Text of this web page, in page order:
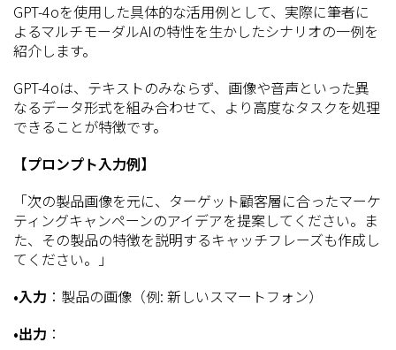
GPT-4oを使用した具体的な活用例として、実際に筆者に
よるマルチモーダルAIの特性を生かしたシナリオの一例を
紹介します。
GPT-4oは、テキストのみならず、画像や音声といった異
なるデータ形式を組み合わせて、より高度なタスクを処理
できることが特徴です。
【プロンプト入力例】
「次の製品画像を元に、ターゲット顧客層に合ったマーケ
ティングキャンペーンのアイデアを提案してください。ま
た、その製品の特徴を説明するキャッチフレーズも作成し
てください。」
•入力 ：製品の画像（例: 新しいスマートフォン）
•出力 ：